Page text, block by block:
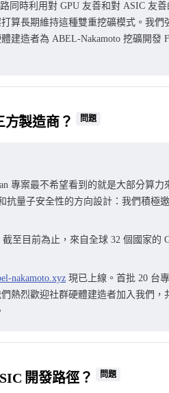
同時利用對 GPU 友善和對 ASIC 友
算長期維持這種雙重挖礦模式。我們
建造者為 ABEL-Nakamoto 挖礦開發
製造商？ 問題
專案最不希望看到的就是大部分算力
量子安全性的方向設計：我們積極
至目前為止，來自全球 32 個國家的
nakamoto.xyz 現已上線。首批 20 台
熱烈歡迎社群硬體建造者加入我們，
開發路徑？ 問題